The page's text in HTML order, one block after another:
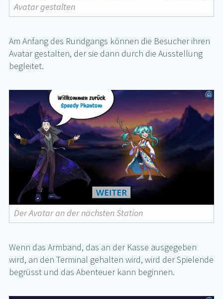
Avatar gestalten
Am An­fang des Rund­gangs kön­nen die Be­su­cher ih­ren
Ava­tar ge­stal­ten, der sie dann durch die Aus­stel­lung
be­glei­tet.
Der Avatar an der nächsten Station
Wenn das Arm­band, das an der Kas­se aus­ge­ge­ben
wird, an den Ter­mi­nal ge­hal­ten wird, wird der Spie­len­de
be­grüsst und das Aben­teu­er kann be­gin­nen.